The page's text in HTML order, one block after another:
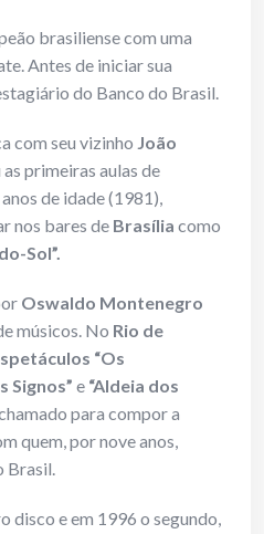
brasiliense com uma
Antes de iniciar sua
do Banco do Brasil.
com seu vizinho João
primeiras aulas de
de idade (1981),
nos bares de Brasília como
Sol”.
Oswaldo Montenegro
músicos. No Rio de
“Os
Signos” e “Aldeia dos
para compor a
quem, por nove anos,
Brasil.
disco e em 1996 o segundo,